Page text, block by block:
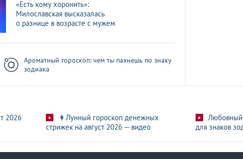
«Есть кому хоронить»:
Милославская высказалась
о разнице в возрасте с мужем
Ароматный гороскоп: чем ты пахнешь по знаку
зодиака
2026
👩Лунный гороскоп денежных
стрижек на август 2026 — видео
Любовный
для знаков